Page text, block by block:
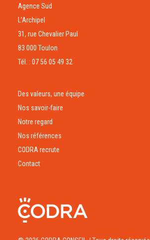
Agence Sud
L’Archipel
31, rue Chevalier Paul
83 000 Toulon
Tél. : 07 56 05 49 32
Des valeurs, une équipe
Nos savoir-faire
Notre regard
Nos références
CODRA recrute
Contact